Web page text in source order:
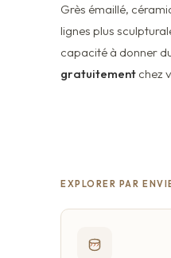
Grès émaillé,
lignes plus
capacité à donner
gratuitement chez
EXPLORER PAR